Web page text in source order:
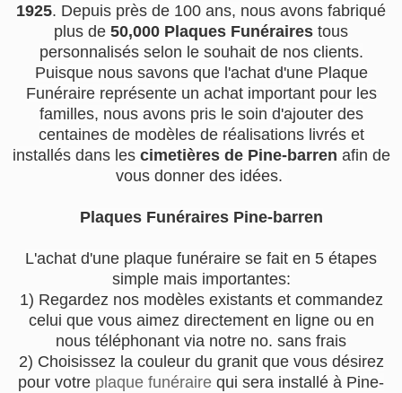
1925. Depuis près de 100 ans, nous avons fabriqué
plus de 50,000 Plaques Funéraires tous
personnalisés selon le souhait de nos clients.
Puisque nous savons que l'achat d'une Plaque
Funéraire représente un achat important pour les
familles, nous avons pris le soin d'ajouter des
centaines de modèles de réalisations livrés et
installés dans les cimetières de Pine-barren afin de
vous donner des idées.
Plaques Funéraires Pine-barren
L'achat d'une plaque funéraire se fait en 5 étapes
simple mais importantes:
1) Regardez nos modèles existants et commandez
celui que vous aimez directement en ligne ou en
nous téléphonant via notre no. sans frais
2) Choisissez la couleur du granit que vous désirez
pour votre plaque funéraire qui sera installé à Pine-